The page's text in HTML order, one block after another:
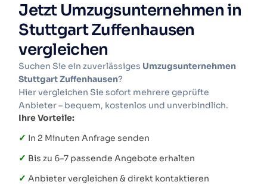
Jetzt Umzugsunternehmen in
Stuttgart Zuffenhausen
vergleichen
Suchen Sie ein zuverlässiges Umzugsunternehmen
Stuttgart Zuffenhausen?
Hier vergleichen Sie sofort mehrere geprüfte
Anbieter – bequem, kostenlos und unverbindlich.
Ihre Vorteile:
✓ In 2 Minuten Anfrage senden
✓ Bis zu 6–7 passende Angebote erhalten
✓Anbieter vergleichen & direkt kontaktieren